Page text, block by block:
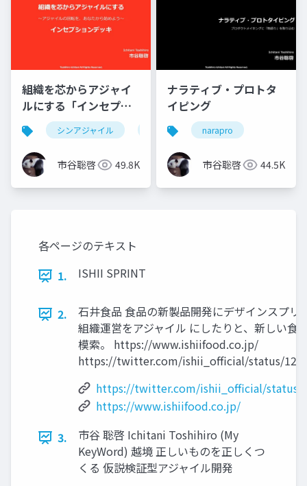
組織を芯からアジャイ
ルにする「インセプシ
ョンデッキ」
シンアジャイル
市谷聡啓 49.8K
ナラティブ・プロトタ
イピング
narapro
市谷聡啓 44.5K
各ページのテキスト
1.
ISHII SPRINT
2.
⽯井⾷品 ⾷品の新製品開発にデザインスプリ
組織運営をアジャイル にしたりと、新しい⾷
模索。 https://www.ishiifood.co.jp/
https://twitter.com/ishii_oﬃcial/status/
https://twitter.com/ishii_official/status/
https://www.ishiifood.co.jp/
3.
市⾕ 聡啓 Ichitani Toshihiro (My
KeyWord) 越境 正しいものを正しくつ
くる 仮説検証型アジャイル開発